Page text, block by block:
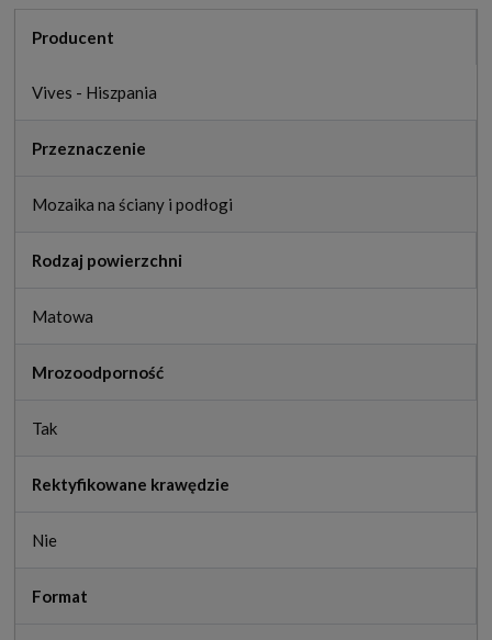
Producent
Vives - Hiszpania
Przeznaczenie
Mozaika na ściany i podłogi
Rodzaj powierzchni
Matowa
Mrozoodporność
Tak
Rektyfikowane krawędzie
Nie
Format